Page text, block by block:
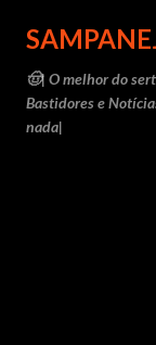
🤠| O melhor do
Bastidores e
nada|